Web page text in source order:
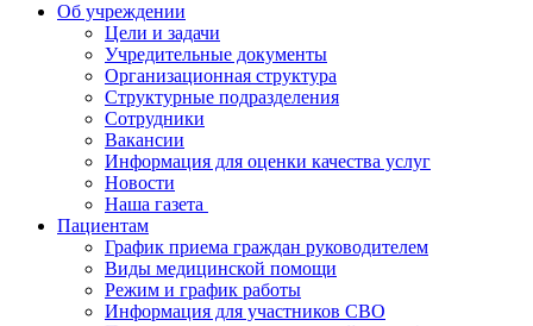
Об учреждении
Цели и задачи
Учредительные документы
Организационная структура
Структурные подразделения
Сотрудники
Вакансии
Информация для оценки качества услуг
Новости
​​Наша газета
Пациентам
График приема граждан руководителем
Виды медицинской помощи
Режим и график работы
Информация для участников СВО